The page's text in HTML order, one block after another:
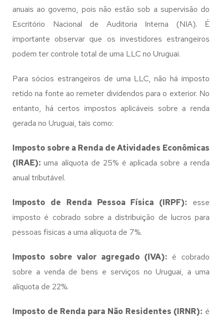
anuais ao governo, pois não estão sob a supervisão do
Escritório Nacional de Auditoria Interna (NIA). É
importante observar que os investidores estrangeiros
podem ter controle total de uma LLC no Uruguai.
Para sócios estrangeiros de uma LLC, não há imposto
retido na fonte ao remeter dividendos para o exterior. No
entanto, há certos impostos aplicáveis sobre a renda
gerada no Uruguai, tais como:
Imposto sobre a Renda de Atividades Econômicas
(IRAE): uma alíquota de 25% é aplicada sobre a renda
anual tributável.
Imposto de Renda Pessoa Física (IRPF): esse
imposto é cobrado sobre a distribuição de lucros para
pessoas físicas a uma alíquota de 7%.
Imposto sobre valor agregado (IVA): é cobrado
sobre a venda de bens e serviços no Uruguai, a uma
alíquota de 22%.
Imposto de Renda para Não Residentes (IRNR): é